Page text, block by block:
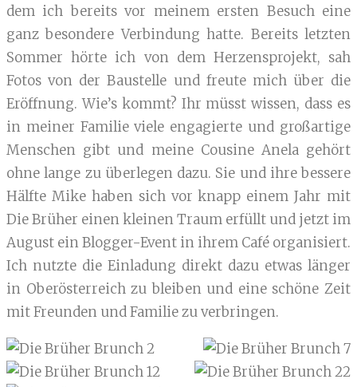
dem ich bereits vor meinem ersten Besuch eine
ganz besondere Verbindung hatte. Bereits letzten
Sommer hörte ich von dem Herzensprojekt, sah
Fotos von der Baustelle und freute mich über die
Eröffnung. Wie’s kommt? Ihr müsst wissen, dass es
in meiner Familie viele engagierte und großartige
Menschen gibt und meine Cousine Anela gehört
ohne lange zu überlegen dazu. Sie und ihre bessere
Hälfte Mike haben sich vor knapp einem Jahr mit
Die Brüher einen kleinen Traum erfüllt und jetzt im
August ein Blogger-Event in ihrem Café organisiert.
Ich nutzte die Einladung direkt dazu etwas länger
in Oberösterreich zu bleiben und eine schöne Zeit
mit Freunden und Familie zu verbringen.